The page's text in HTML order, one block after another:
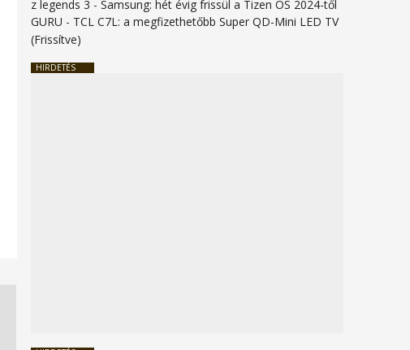
z legends 3 -Samsung: hét évig frissül a Tizen OS 2024-től
GURU - TCL C7L: a megfizethetőbb Super QD-Mini LED TV
(Frissítve)
HIRDETÉS